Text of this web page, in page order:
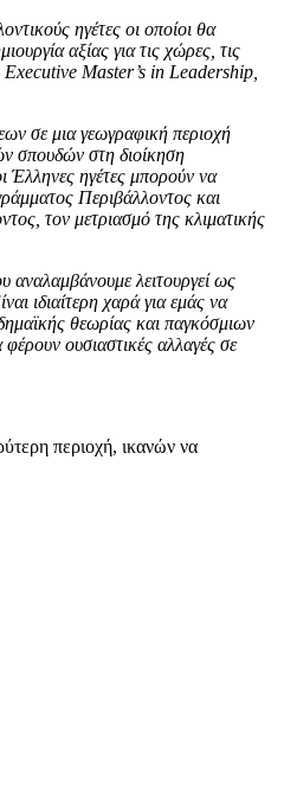
ηγέτες οι οποίοι θα
αξίας για τις χώρες, τις
Executive Master’s in Leadership,
σε μια γεωγραφική περιοχή
σπουδών στη διοίκηση
Έλληνες ηγέτες μπορούν να
Περιβάλλοντος και
τον μετριασμό της κλιματικής
αναλαμβάνουμε λειτουργεί ως
ιδιαίτερη χαρά για εμάς να
θεωρίας και παγκόσμιων
ουσιαστικές αλλαγές σε
περιοχή, ικανών να